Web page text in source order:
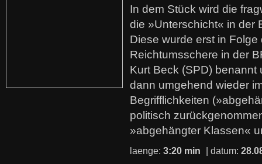
In dem Stück wird die
die »Unterschicht« in der
Diese wurde erst in
Reichtumsschere in der
Kurt Beck (SPD)
dann umgehend wieder
Begrifflichkeiten
politisch
»abgehängter Klassen«
laenge: 3:20 min | datum: